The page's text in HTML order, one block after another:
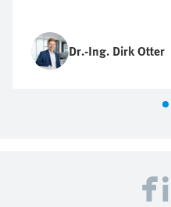
Dr.-Ing. Dirk Otter